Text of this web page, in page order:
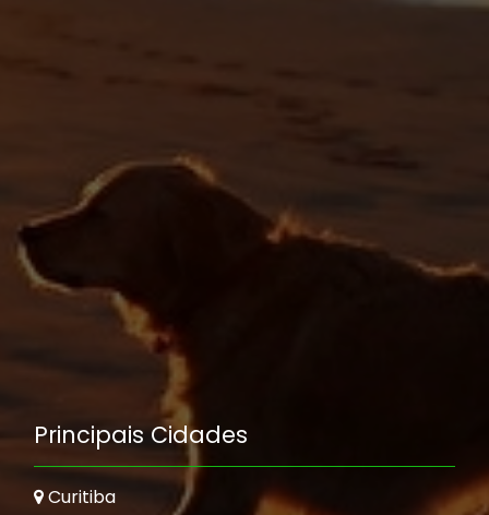
Principais Cidades
Curitiba